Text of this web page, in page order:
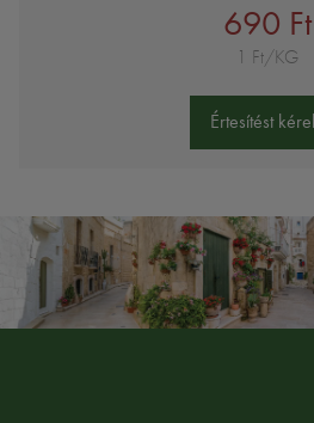
690 Ft
1 Ft/KG
Értesítést